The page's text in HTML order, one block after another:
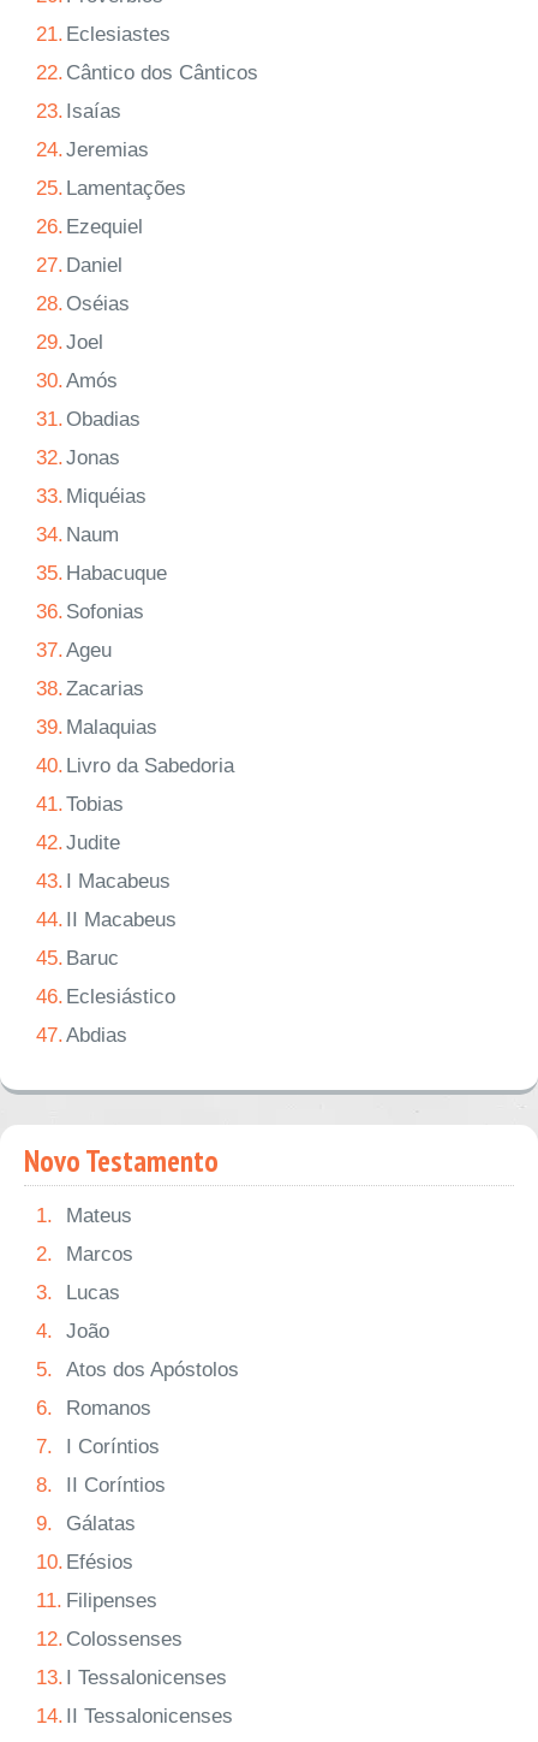
21. Eclesiastes
22. Cântico dos Cânticos
23. Isaías
24.Jeremias
25. Lamentações
26. Ezequiel
27. Daniel
28. Oséias
29.Joel
30.Amós
31. Obadias
32.Jonas
33. Miquéias
34. Naum
35. Habacuque
36. Sofonias
37.Ageu
38.Zacarias
39. Malaquias
40. Livro da Sabedoria
41.Tobias
42.Judite
43. I Macabeus
44. II Macabeus
45. Baruc
46. Eclesiástico
47.Abdias
Novo Testamento
1.
Mateus
2.
Marcos
3.
Lucas
4.
João
5.
Atos dos Apóstolos
6.
Romanos
7.
I Coríntios
8.
II Coríntios
9.
Gálatas
10. Efésios
11. Filipenses
12. Colossenses
13. I Tessalonicenses
14. II Tessalonicenses